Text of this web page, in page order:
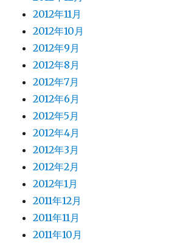
2012年11月
2012年10月
2012年9月
2012年8月
2012年7月
2012年6月
2012年5月
2012年4月
2012年3月
2012年2月
2012年1月
2011年12月
2011年11月
2011年10月